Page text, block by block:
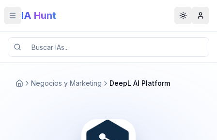
Toggle menu
IA Hunt Toggle
Negocios y Marketing DeepL AI Platform